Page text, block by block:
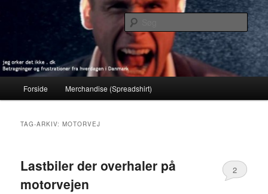
jeg orker det ikke . dk
Betragninger og frustrationer fra hverdagen i Danmark
Søg
Forside Merchandise (Spreadshirt)
TAG-ARKIV:MOTORVEJ
Lastbiler der overhaler på
motorvejen
2